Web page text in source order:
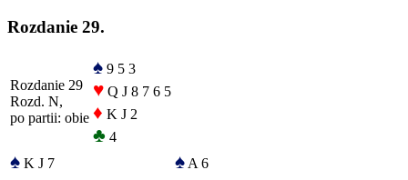
Rozdanie 29.
Rozdanie 29
Rozd. N,
po partii: obie
♠ 9 5 3
♥ Q J 8 7 6 5
♦ K J 2
♣ 4
♠ K J 7 ♠ A 6